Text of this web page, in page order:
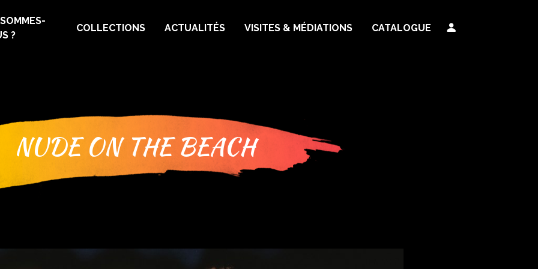
?
COLLECTIONS ACTUALITÉS VISITES & MÉDIATIONS CATALOGUE
NUDE ON THE BEACH